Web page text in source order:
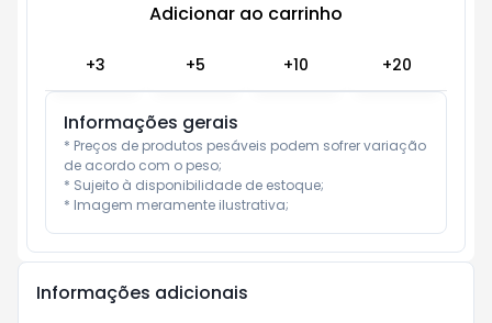
Adicionar ao carrinho
+3 +5 +10 +20
Informações gerais
* Preços de produtos pesáveis podem sofrer variação
de acordo com o peso;
* Sujeito à disponibilidade de estoque;
* Imagem meramente ilustrativa;
Informações adicionais